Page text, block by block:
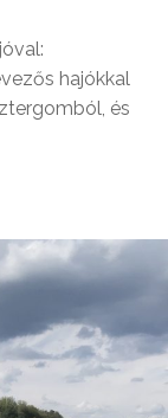
hajókkal
és